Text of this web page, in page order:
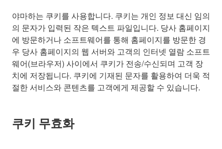
야마하는 쿠키를 사용합니다. 쿠키는 개인 정보 대신 임의
의 문자가 입력된 작은 텍스트 파일입니다. 당사 홈페이지
에 방문하거나 소프트웨어를 통해 홈페이지를 방문한 경
우 당사 홈페이지의 웹 서버와 고객의 인터넷 열람 소프트
웨어(브라우저) 사이에서 쿠키가 전송/수신되며 고객 장
치에 저장됩니다. 쿠키에 기재된 문자를 활용하여 더욱 적
절한 서비스와 콘텐츠를 고객에게 제공할 수 있습니다.
쿠키 무효화